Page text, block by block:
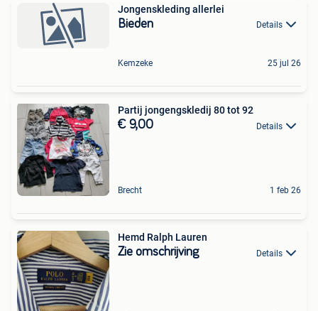
Jongenskleding allerlei
Bieden Details
Kemzeke 25 jul 26
Partij jongengskledij 80 tot 92
€ 9,00 Details
Brecht 1 feb 26
Hemd Ralph Lauren
Zie omschrijving Details